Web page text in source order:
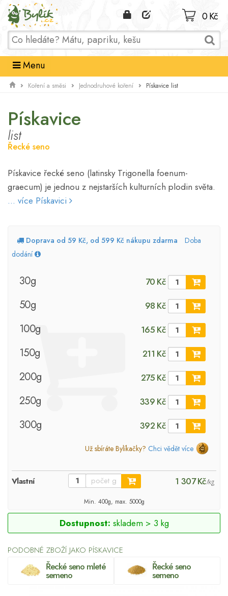
Domů
0 Kč
Menu
Koření a směsi Jednodruhové koření Pískavice list
Pískavice
list
Řecké seno
Pískavice řecké seno (latinsky Trigonella foenum-
graecum) je jednou z nejstarších kulturních plodin světa.
... více Pískavici
Doprava od 59 Kč, od 599 Kč nákupu zdarma
Doba
dodání
30g 70 Kč
50g 98 Kč
100g 165 Kč
150g 211 Kč
200g 275 Kč
250g 339 Kč
300g 392 Kč
Už sbíráte Bylíkačky? Chci vědět více
Vlastní 1 307 Kč/kg
Min. 400g, max. 5000g
Dostupnost: skladem > 3 kg
PODOBNÉ ZBOŽÍ JAKO PÍSKAVICE
Řecké seno mleté
semeno
Řecké seno
semeno